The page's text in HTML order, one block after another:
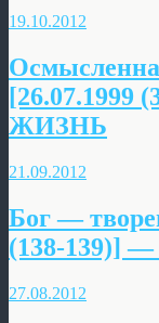
19.10.2012
[26.07.1999
ЖИЗНЬ
21.09.2012
Бог —
(138-139)]
27.08.2012